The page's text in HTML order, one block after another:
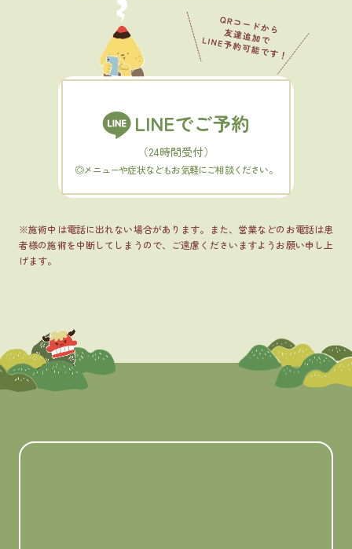
LINEでご予約
（24時間受付）
◎メニューや症状などもお気軽にご相談ください。
※施術中は電話に出れない場合があります。また、営業などのお電話は患
者様の施術を中断してしまうので、ご遠慮くださいますようお願い申し上
げます。